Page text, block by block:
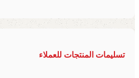
تسليمات المنتجات للعملاء